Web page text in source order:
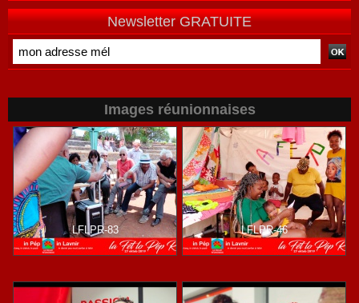
Newsletter GRATUITE
Images réunionnaises
LFLPR-83 LFLPR-46